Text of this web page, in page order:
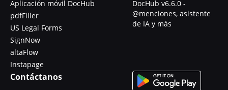
Aplicación móvil DocHub
pdfFiller
US Legal Forms
SignNow
altaFlow
Instapage
DocHub v6.6.0 -
@menciones, asistente
de IA y más
Contáctanos